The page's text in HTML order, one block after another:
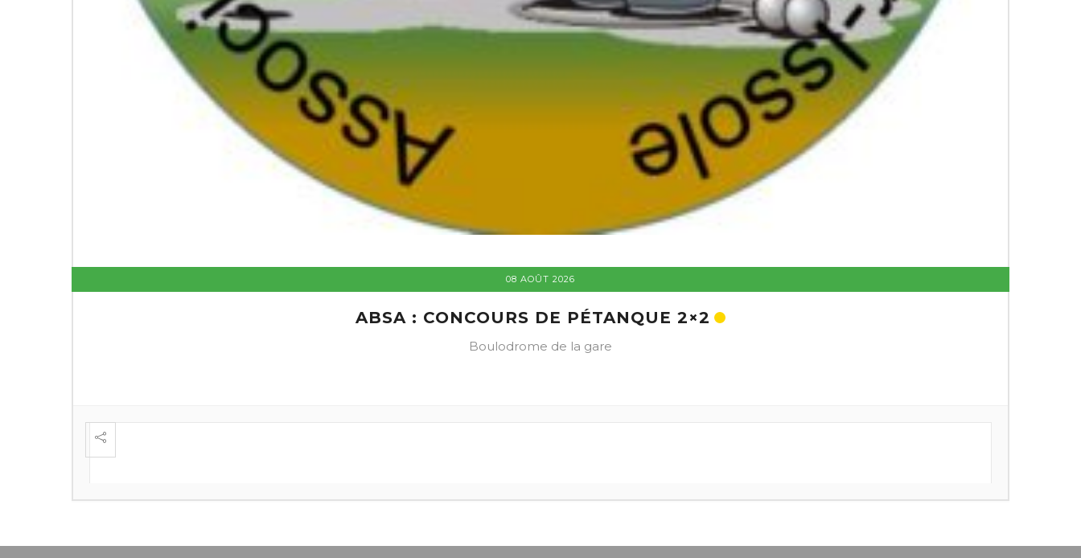
08 AOÛT 2026
ABSA : CONCOURS DE PÉTANQUE 2×2
Boulodrome de la gare